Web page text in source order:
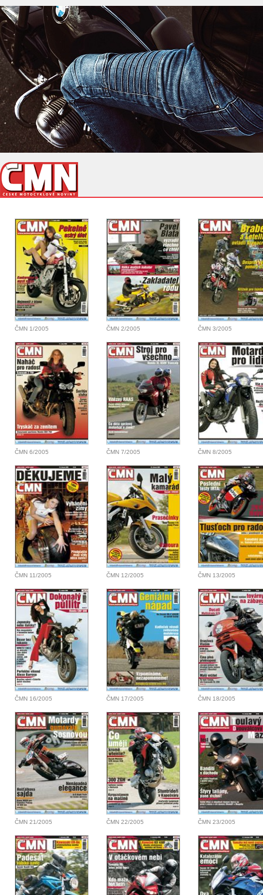
ČMN 1/2005 ČMN 2/2005 ČMN 3/2005
ČMN 6/2005 ČMN 7/2005 ČMN 8/2005
ČMN 11/2005 ČMN 12/2005 ČMN 13/2005
ČMN 16/2005 ČMN 17/2005 ČMN 18/2005
ČMN 21/2005 ČMN 22/2005 ČMN 23/2005